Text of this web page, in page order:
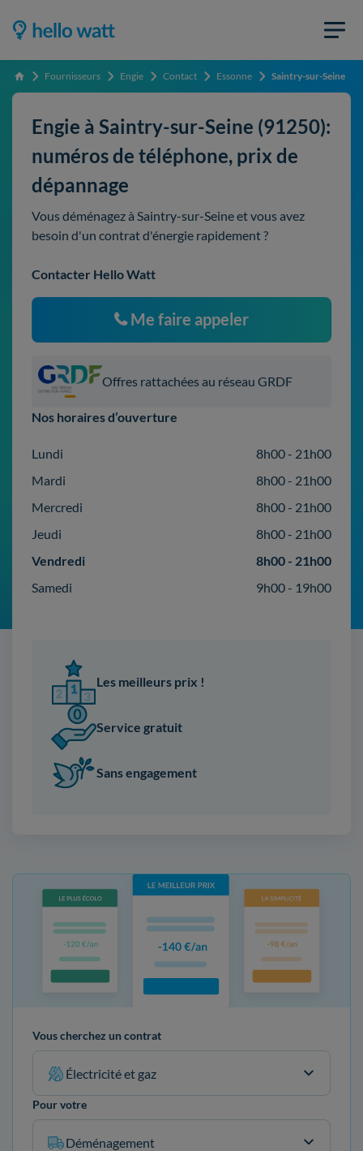
Accueil Fournisseurs Engie Contact Essonne Saintry-sur-Seine
Engie à Saintry-sur-Seine (91250):
numéros de téléphone, prix de
dépannage
Vous déménagez à Saintry-sur-Seine et vous avez
besoin d'un contrat d'énergie rapidement ?
Contacter Hello Watt
Me faire appeler
Offres rattachées au réseau GRDF
Nos horaires d’ouverture
Lundi
8h00 - 21h00
Mardi
8h00 - 21h00
Mercredi
8h00 - 21h00
Jeudi
8h00 - 21h00
Vendredi
8h00 - 21h00
Samedi
9h00 - 19h00
Les meilleurs prix !
Service gratuit
Sans engagement
Vous cherchez un contrat
Électricité et gaz
Pour votre
Déménagement